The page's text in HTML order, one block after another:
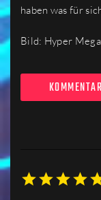
haben was für
Bild: Hyper Mega